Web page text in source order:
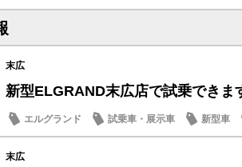
末広
新型ELGRAND末広店で試乗できま
エルグランド 試乗車・展示車 新型車
末広